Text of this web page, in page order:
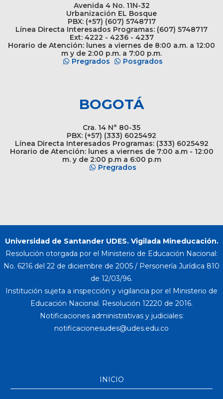
Avenida 4 No. 11N-32
Urbanización EL Bosque
PBX: (+57) (607) 5748717
Línea Directa Interesados Programas: (607) 5748717
Ext: 4222 - 4236 - 4237
Horario de Atención: lunes a viernes de 8:00 a.m. a 12:00
m y de 2:00 p.m. a 7:00 p.m.
Pregrados
Posgrados
BOGOTÁ
Cra. 14 N° 80-35
PBX: (+57) (333) 6025492
Línea Directa Interesados Programas: (333) 6025492
Horario de Atención: lunes a viernes de 7:00 a.m - 12:00
m. y de 2:00 p.m a 6:00 p.m
Pregrados
Universidad de Santander UDES. Vigilada Mineducación.
Resolución otorgada por el Ministerio de Educación Nacional:
No. 6216 del 22 de diciembre de 2005 / Personería Jurídica 810
de 12/03/96.
Institución sujeta a inspección y vigilancia por el Ministerio de
Educación Nacional. Resolución 12220 de 2016.
Notificaciones administrativas y judiciales:
INICIO